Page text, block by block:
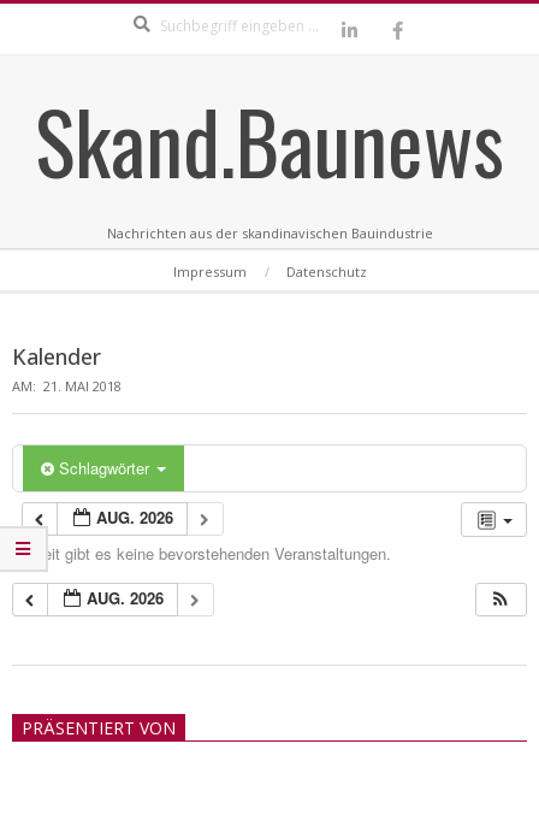
Skand.Baunews
Nachrichten aus der skandinavischen Bauindustrie
Impressum Datenschutz
Kalender
AM: 21. MAI 2018
Schlagwörter
AUG. 2026
Zurzeit gibt es keine bevorstehenden Veranstaltungen.
AUG. 2026
21
PRÄSENTIERT VON